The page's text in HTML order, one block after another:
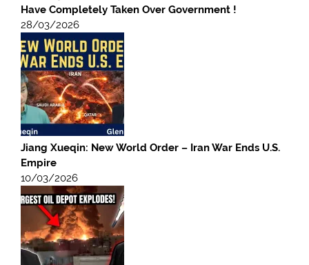
Have Completely Taken Over Government !
28/03/2026
Jiang Xueqin: New World Order – Iran War Ends U.S.
Empire
10/03/2026